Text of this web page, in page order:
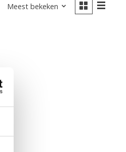
Meest bekeken